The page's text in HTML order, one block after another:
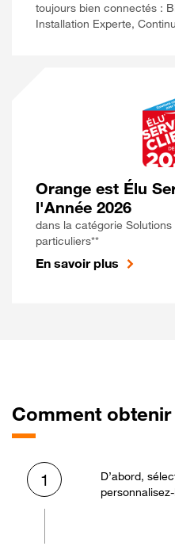
toujours bien connectés :
Installation Experte,
Orange est Élu
l'Année 2026
dans la catégorie
particuliers**
En savoir plus
Comment
1
D’abord,